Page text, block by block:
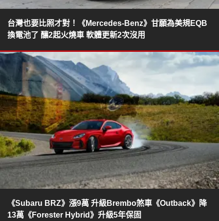
台灣也要比照才對！《Mercedes-Benz》甘願為美規EQB
換電池了 釀2起火燒車 軟體更新2次沒用
《Subaru BRZ》漲9萬 升級Brembo煞車《Outback》降
13萬《Forester Hybrid》升級5年保固